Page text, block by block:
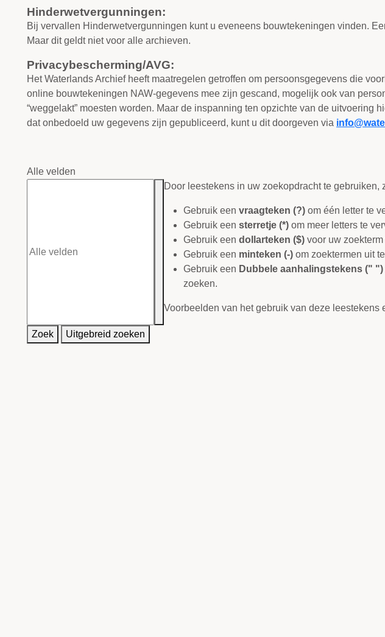
Hinderwetvergunningen:
Bij vervallen Hinderwetvergunningen kunt u eveneens bouwtekeningen vinden.
Maar dit geldt niet voor alle archieven.
Privacybescherming/AVG:
Het Waterlands Archief heeft maatregelen getroffen om persoonsgegevens die
online bouwtekeningen NAW-gegevens mee zijn gescand, mogelijk ook van
“weggelakt” moesten worden. Maar de inspanning ten opzichte van de
dat onbedoeld uw gegevens zijn gepubliceerd, kunt u dit doorgeven via
Alle velden
Door leestekens in uw zoekopdracht te gebruiken,
Gebruik een vraagteken (?) om één letter te
Gebruik een sterretje (*) om meer letters te
Gebruik een dollarteken ($) voor uw
Gebruik een minteken (-) om zoektermen uit
Gebruik een Dubbele aanhalingstekens (" ")
zoeken.
Voorbeelden van het gebruik van deze leestekens
Zoek Uitgebreid zoeken